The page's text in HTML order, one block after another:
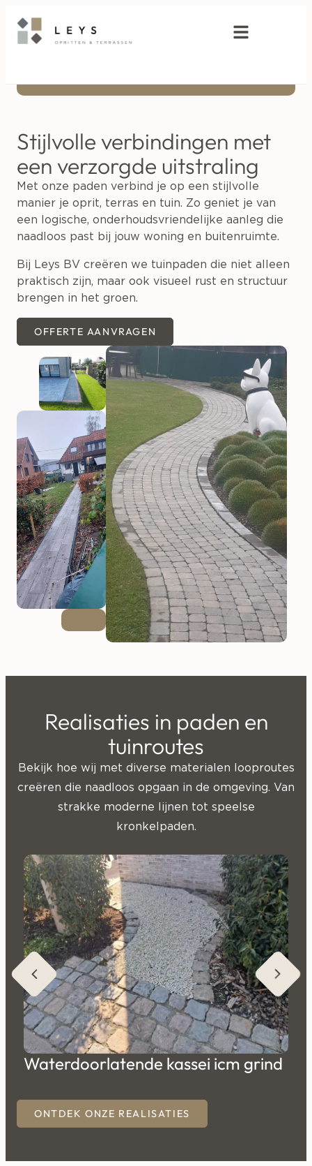
Stijlvolle verbindingen met
een verzorgde uitstraling
Met onze paden verbind je op een stijlvolle
manier je oprit, terras en tuin. Zo geniet je van
een logische, onderhoudsvriendelijke aanleg die
naadloos past bij jouw woning en buitenruimte.
Bij Leys BV creëren we tuinpaden die niet alleen
praktisch zijn, maar ook visueel rust en structuur
brengen in het groen.
OFFERTE AANVRAGEN
Realisaties in paden en
tuinroutes
Bekijk hoe wij met diverse materialen looproutes
creëren die naadloos opgaan in de omgeving. Van
strakke moderne lijnen tot speelse
kronkelpaden.
Grasheide
Waterdoorlatende kassei icm grind
ONTDEK ONZE REALISATIES